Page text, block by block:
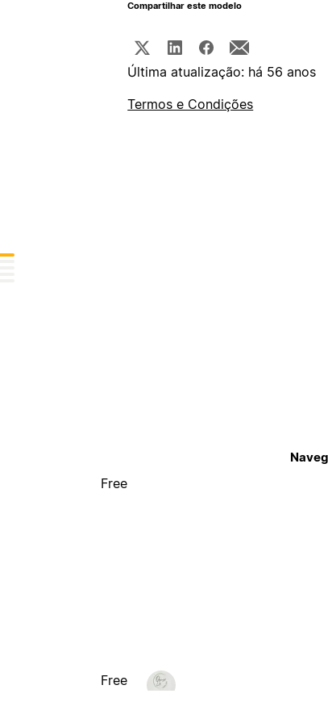
Compartilhar este modelo
Última atualização: há 56 anos
Termos e Condições
Free
Free